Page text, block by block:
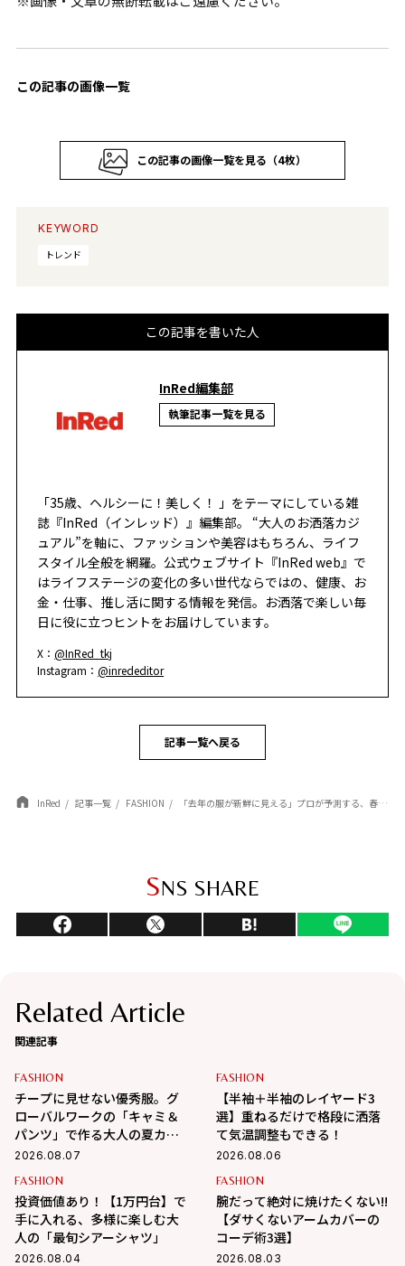
この記事の画像一覧
この記事の画像一覧を見る（4枚）
KEYWORD
トレンド
この記事を書いた人
InRed編集部
執筆記事一覧を見る
「35歳、ヘルシーに！美しく！ 」をテーマにしている雑
誌『InRed（インレッド）』編集部。 “大人のお洒落カジ
ュアル”を軸に、ファッションや美容はもちろん、ライフ
スタイル全般を網羅。公式ウェブサイト『InRed web』で
はライフステージの変化の多い世代ならではの、健康、お
金・仕事、推し活に関する情報を発信。お洒落で楽しい毎
日に役に立つヒントをお届けしています。
X：@InRed_tkj
Instagram：@inrededitor
記事一覧へ戻る
InRed 記事一覧 FASHION 「去年の服が新鮮に見える」プロが予測する、春夏ファッションを格上げするレースの魔法
SNS SHARE
Related Article
関連記事
FASHION
チープに見せない優秀服。グ
ローバルワークの「キャミ＆
パンツ」で作る大人の夏カジ
ュアル
2026.08.07
FASHION
【半袖＋半袖のレイヤード3
選】重ねるだけで格段に洒落
て気温調整もできる！
2026.08.06
FASHION
投資価値あり！【1万円台】で
手に入れる、多様に楽しむ大
人の「最旬シアーシャツ」
2026.08.04
FASHION
腕だって絶対に焼けたくない!!
【ダサくないアームカバーの
コーデ術3選】
2026.08.03